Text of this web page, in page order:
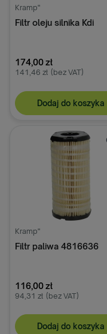
Kramp"
Filtr oleju silnika Kdi
174,00 zł
141,46 zł (bez VAT)
Dodaj do koszyka
Kramp"
Filtr paliwa 4816636
116,00 zł
94,31 zł (bez VAT)
Dodaj do koszyka